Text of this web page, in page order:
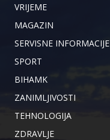
VRIJEME
MAGAZIN
SERVISNE INFORMACIJE
SPORT
BIHAMK
ZANIMLJIVOSTI
TEHNOLOGIJA
ZDRAVLJE